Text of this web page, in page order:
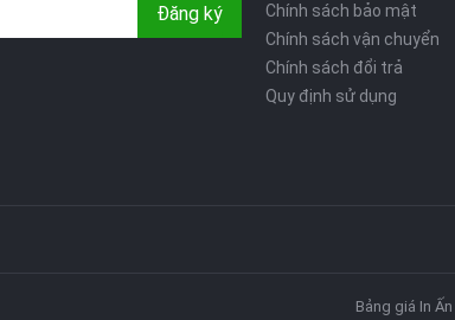
Đăng ký
Chính sách bảo mật
Chính sách vận chuyển
Chính sách đổi trả
Quy định sử dụng
Bảng giá In Ấn